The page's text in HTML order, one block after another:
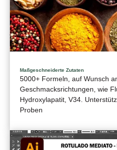
Maßgeschneiderte Zutaten
5000+ Formeln, auf Wunsch
Geschmacksrichtungen, wie
Hydroxylapatit, V34.
Proben